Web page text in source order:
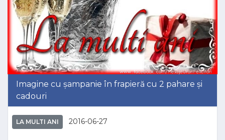
Imagine cu șampanie în frapieră cu 2 pahare și
cadouri
LA MULTI ANI 2016-06-27